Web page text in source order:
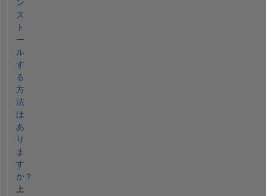
ン
ス
ト
ー
ル
す
る
方
法
は
あ
り
ま
す
か？
上